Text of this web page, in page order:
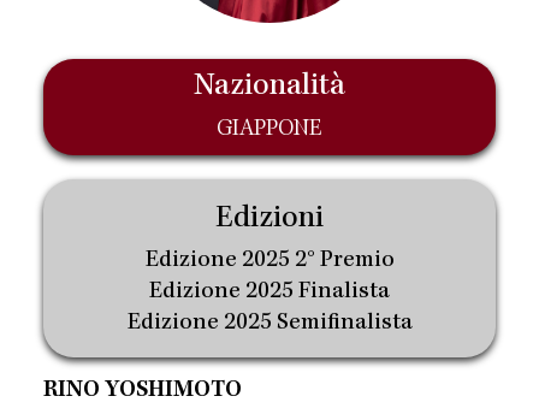
RINO YOSHIMOTO
Nazionalità
GIAPPONE
Edizioni
Edizione 2025 2° Premio
Edizione 2025 Finalista
Edizione 2025 Semifinalista